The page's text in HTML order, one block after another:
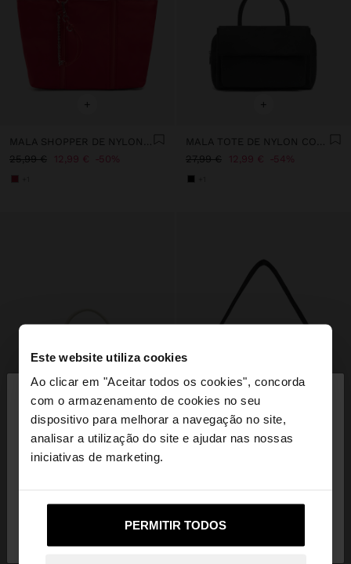
Este website utiliza cookies
Ao clicar em "Aceitar todos os cookies", concorda
com o armazenamento de cookies no seu
dispositivo para melhorar a navegação no site,
analisar a utilização do site e ajudar nas nossas
iniciativas de marketing.
PERMITIR TODOS
Está a aceder ao site a partir de Portugal. Deseja
navegar no nosso site United States?
+
25,99 €
12,99 € 50%
+
27,99 €
12,99 € 54%